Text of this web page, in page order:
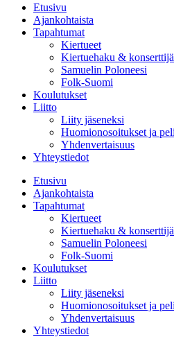
Etusivu
Ajankohtaista
Tapahtumat
Kiertueet
Kiertuehaku &
Samuelin Poloneesi
Folk-Suomi
Koulutukset
Liitto
Liity jäseneksi
Huomionosoitukset ja
Yhdenvertaisuus
Yhteystiedot
Etusivu
Ajankohtaista
Tapahtumat
Kiertueet
Kiertuehaku &
Samuelin Poloneesi
Folk-Suomi
Koulutukset
Liitto
Liity jäseneksi
Huomionosoitukset ja
Yhdenvertaisuus
Yhteystiedot